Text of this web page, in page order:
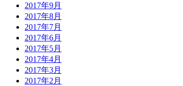
2017年9月
2017年8月
2017年7月
2017年6月
2017年5月
2017年4月
2017年3月
2017年2月